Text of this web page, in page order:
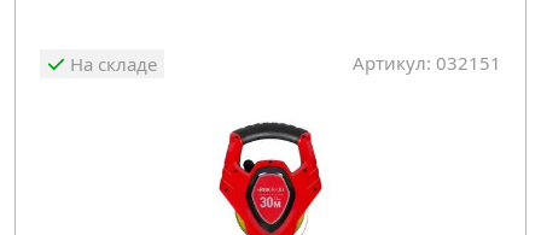
На складе Артикул: 032151